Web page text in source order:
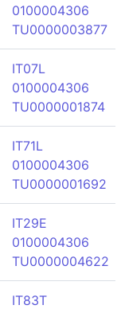
0100004306
TU0000003877
IT07L
0100004306
TU0000001874
IT71L
0100004306
TU0000001692
IT29E
0100004306
TU0000004622
IT83T